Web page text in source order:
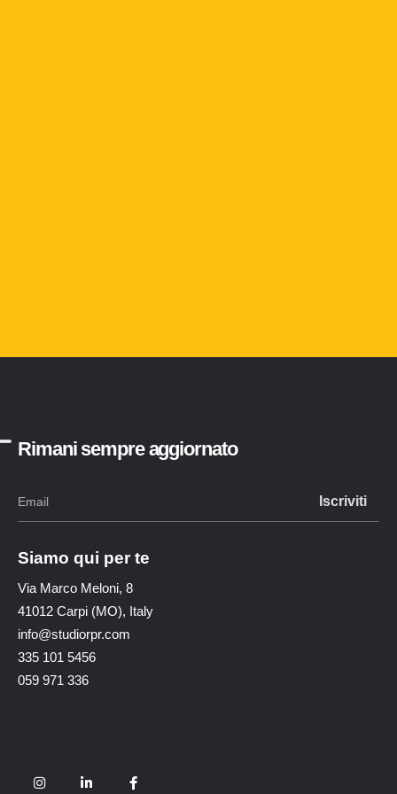
Rimani sempre aggiornato
Siamo qui per te
Via Marco Meloni, 8
41012 Carpi (MO), Italy
info@studiorpr.com
335 101 5456
059 971 336